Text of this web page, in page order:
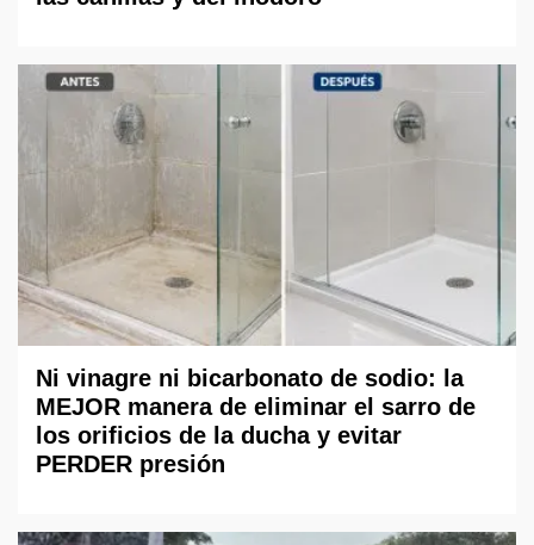
Ni vinagre ni bicarbonato de sodio: la
MEJOR manera de eliminar el sarro de
los orificios de la ducha y evitar
PERDER presión